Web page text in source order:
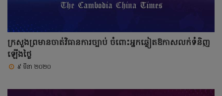
ក្រសួងព្រមានចាត់វិធានការច្បាប់ ចំពោះអ្នកឆ្លៀតឱកាសលក់ទំនិញ
ឡើងថ្លៃ
៩ មីនា ២០២០